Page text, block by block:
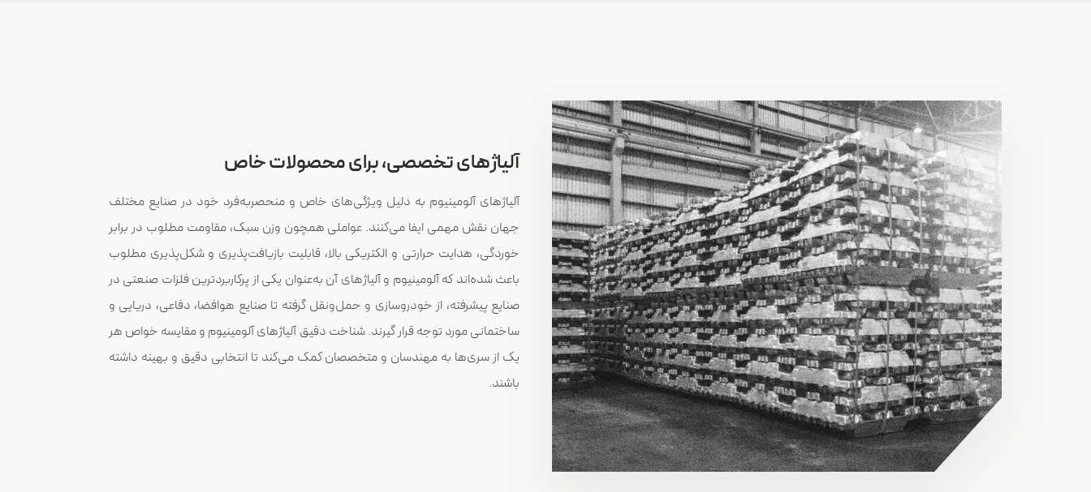
آلیاژهای تخصصی، برای محصولات خاص
آلیاژهای آلومینیوم به دلیل ویژگی‌های خاص و منحصربه‌فرد خود در صنایع مختلف
جهان نقش مهمی ایفا می‌کنند. عواملی همچون وزن سبک، مقاومت مطلوب در برابر
خوردگی، هدایت حرارتی و الکتریکی بالا، قابلیت بازیافت‌پذیری و شکل‌پذیری مطلوب
باعث شده‌اند که آلومینیوم و آلیاژهای آن به‌عنوان یکی از پرکاربردترین فلزات صنعتی در
صنایع پیشرفته، از خودروسازی و حمل‌ونقل گرفته تا صنایع هوافضا، دفاعی، دریایی و
ساختمانی مورد توجه قرار گیرند. شناخت دقیق آلیاژهای آلومینیوم و مقایسه خواص هر
یک از سری‌ها به مهندسان و متخصصان کمک می‌کند تا انتخابی دقیق و بهینه داشته
باشند.